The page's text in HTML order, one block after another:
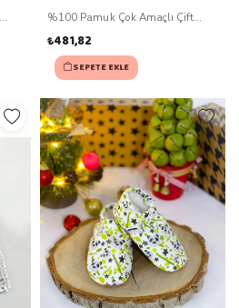
%100 Pamuk Çok Amaçlı Çift
₺481,82
SEPETE EKLE